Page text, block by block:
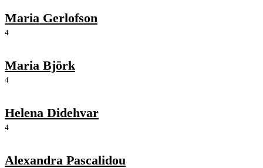
Maria Gerlofson
4
Maria Björk
4
Helena Didehvar
4
Alexandra Pascalidou